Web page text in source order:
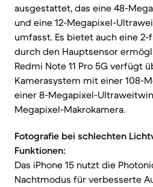
ausgestattet, das eine 48-
und eine 12-Megapixel-
umfasst. Es bietet auch eine
durch den Hauptsensor
Redmi Note 11 Pro 5G verfügt
Kamerasystem mit einer 108-
einer 8-Megapixel-
Megapixel-Makrokamera.
Fotografie bei schlechten
Funktionen:
Das iPhone 15 nutzt die
Nachtmodus für verbesserte